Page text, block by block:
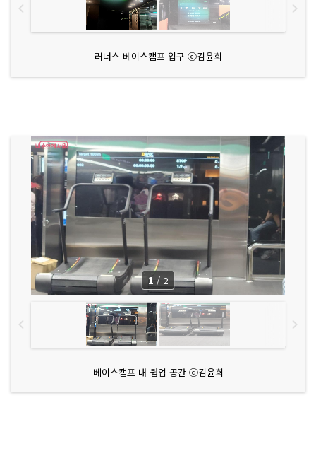
러너스 베이스캠프 입구 ⓒ김윤희
베이스캠프 내 웜업 공간 ⓒ김윤희
1 / 2